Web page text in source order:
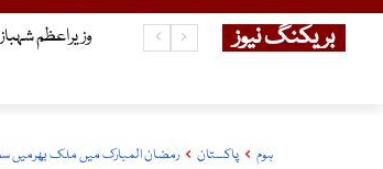
بریکنگ نیوز وزیراعظم شہباز شریف
ہوم پاکستان رمضان المبارک میں ملک بھرمیں